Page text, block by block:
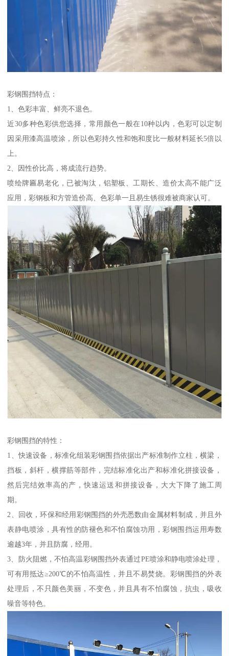
彩钢围挡特点：
1、色彩丰富、鲜亮不退色。
近30多种色彩供您选择，常用颜色一般在10种以内，色彩可以定制
因采用漆高温喷涂，所以色彩持久性和饱和度比一般材料延长5倍以
上。
2、因性价比高，将成流行趋势。
喷绘牌匾易老化，已被淘汰，铝塑板、工期长、造价太高不能广泛
应用，彩钢板和方管造价高、色彩单一且易生锈很难被商家认可。
彩钢围挡的特性：
1、快速设备，标准化组装彩钢围挡依据出产标准制作立柱，横梁，
挡板，斜杆，横撑筋等部件，完结标准化出产和标准化拼接设备，
然后完结效率高的产，快速运送和拼接设备，大大下降了施工周
期。
2、回收，环保和经用彩钢围挡的外壳悉数由金属材料制成，并且外
表静电喷涂，具有性的防褪色和不怕腐蚀功用，彩钢围挡运用寿数
逾越3年，并且防腐，经用。
3、防火阻燃，不怕高温彩钢围挡外表通过PE喷涂和静电喷涂处理，
可有用抵达≥200℃的不怕高温性，并且不易焚烧。彩钢围挡的外表
处理后，不只颜色美丽，不变色，并且具有不怕腐蚀，抗虫，吸收
噪音等特色。